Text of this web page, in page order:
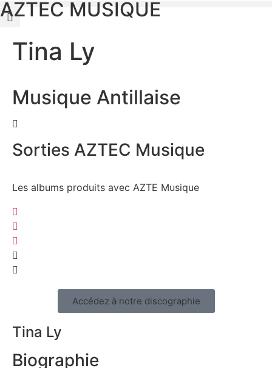
AZTEC MUSIQUE
Tina Ly
Musique Antillaise
Sorties AZTEC Musique
Les albums produits avec AZTE Musique
Accédez à notre discographie
Tina Ly
Biographie